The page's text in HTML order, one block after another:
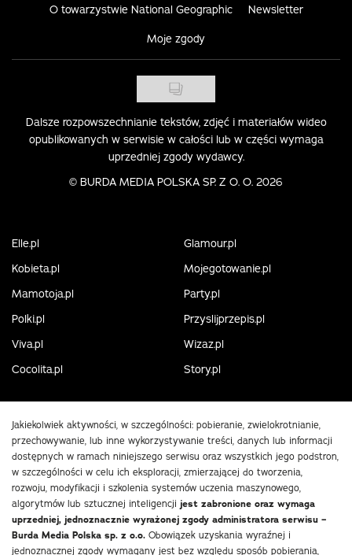
O towarzystwie National Geographic Newsletter
Moje zgody
Dalsze rozpowszechnianie tekstów, zdjęć i materiałów wideo
opublikowanych w serwisie w całości lub w części wymaga
uprzedniej zgody wydawcy.
© BURDA MEDIA POLSKA SP. Z O. O. 2026
Elle.pl
Glamour.pl
Kobieta.pl
Mojegotowanie.pl
Mamotoja.pl
Party.pl
Polki.pl
Przyslijprzepis.pl
Viva.pl
Wizaz.pl
Cocolita.pl
Story.pl
Jakiekolwiek aktywności, w szczególności: pobieranie, zwielokrotnianie,
przechowywanie, lub inne wykorzystywanie treści, danych lub informacji
dostępnych w ramach niniejszego serwisu oraz wszystkich jego podstron,
w szczególności w celu ich eksploracji, zmierzającej do tworzenia,
rozwoju, modyfikacji i szkolenia systemów uczenia maszynowego,
algorytmów lub sztucznej inteligencji jest zabronione oraz wymaga
uprzedniej, jednoznacznie wyrażonej zgody administratora serwisu –
Burda Media Polska sp. z o.o. Obowiązek uzyskania wyraźnej i
jednoznacznej zgody wymagany jest bez względu sposób pobierania,